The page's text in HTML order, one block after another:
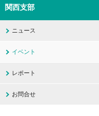
関西支部
ニュース
イベント
レポート
お問合せ